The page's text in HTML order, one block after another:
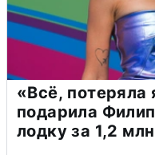
«Всё,
подарила
лодку за 1,2